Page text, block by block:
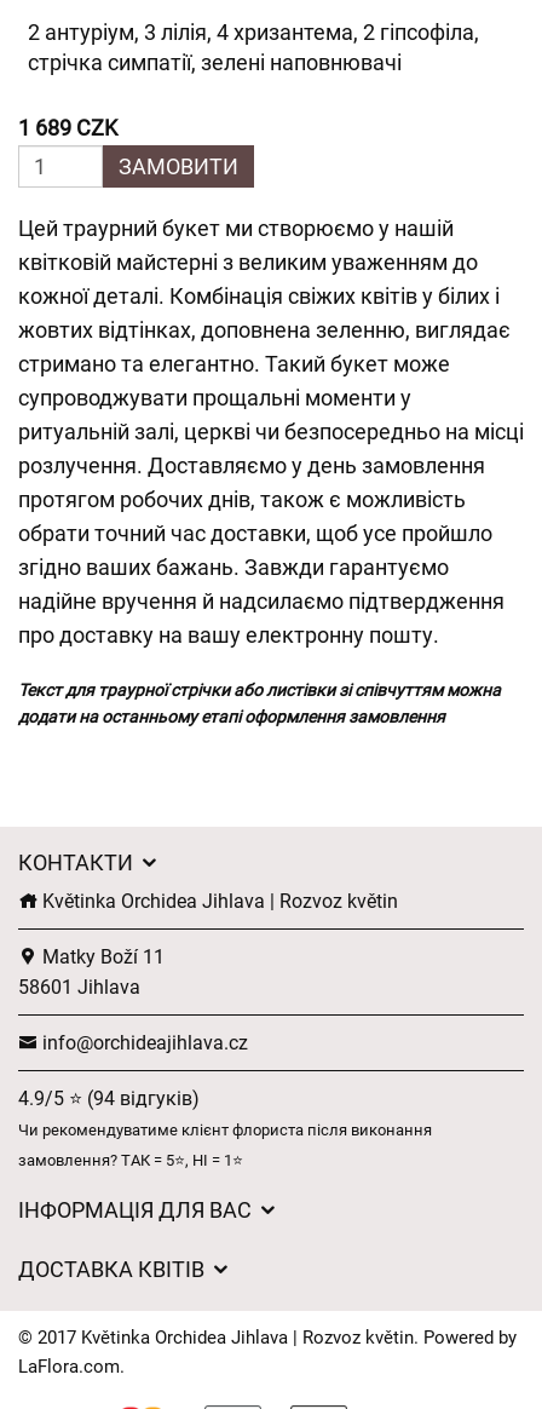
2 антуріум, 3 лілія, 4 хризантема, 2 гіпсофіла,
стрічка симпатії, зелені наповнювачі
1 689 CZK
ЗАМОВИТИ
Цей траурний букет ми створюємо у нашій
квітковій майстерні з великим уваженням до
кожної деталі. Комбінація свіжих квітів у білих і
жовтих відтінках, доповнена зеленню, виглядає
стримано та елегантно. Такий букет може
супроводжувати прощальні моменти у
ритуальній залі, церкві чи безпосередньо на місці
розлучення. Доставляємо у день замовлення
протягом робочих днів, також є можливість
обрати точний час доставки, щоб усе пройшло
згідно ваших бажань. Завжди гарантуємо
надійне вручення й надсилаємо підтвердження
про доставку на вашу електронну пошту.
Текст для траурної стрічки або листівки зі співчуттям можна
додати на останньому етапі оформлення замовлення
КОНТАКТИ
Květinka Orchidea Jihlava | Rozvoz květin
Matky Boží 11
58601 Jihlava
info@orchideajihlava.cz
4.9/5 ⭐ (94 відгуків)
Чи рекомендуватиме клієнт флориста після виконання
замовлення? ТАК = 5⭐, НІ = 1⭐
ІНФОРМАЦІЯ ДЛЯ ВАС
Захист персональних даних
Час доставки квітів – огляд можливостей
ДОСТАВКА КВІТІВ
Куди ми доставляємо квіти
© 2017 Květinka Orchidea Jihlava | Rozvoz květin. Powered by
LaFlora.com.